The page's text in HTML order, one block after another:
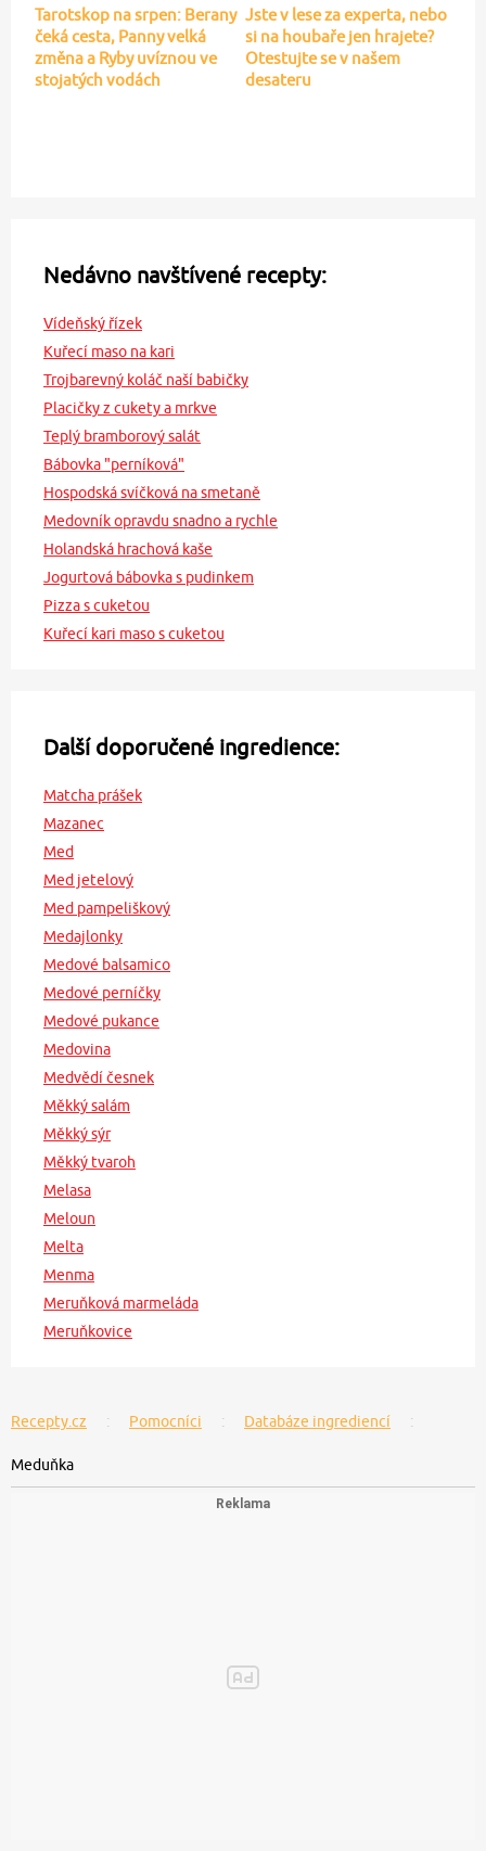
Tarotskop na srpen: Berany
čeká cesta, Panny velká
změna a Ryby uvíznou ve
stojatých vodách
Jste v lese za experta, nebo
si na houbaře jen hrajete?
Otestujte se v našem
desateru
Nedávno navštívené recepty:
Vídeňský řízek
Kuřecí maso na kari
Trojbarevný koláč naší babičky
Placičky z cukety a mrkve
Teplý bramborový salát
Bábovka "perníková"
Hospodská svíčková na smetaně
Medovník opravdu snadno a rychle
Holandská hrachová kaše
Jogurtová bábovka s pudinkem
Pizza s cuketou
Kuřecí kari maso s cuketou
Další doporučené ingredience:
Matcha prášek
Mazanec
Med
Med jetelový
Med pampeliškový
Medajlonky
Medové balsamico
Medové perníčky
Medové pukance
Medovina
Medvědí česnek
Měkký salám
Měkký sýr
Měkký tvaroh
Melasa
Meloun
Melta
Menma
Meruňková marmeláda
Meruňkovice
Recepty.cz Pomocníci Databáze ingrediencí
Meduňka